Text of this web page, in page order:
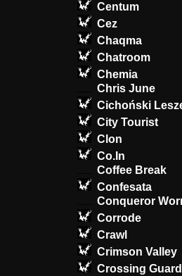
Centum
Cez
Chaqma
Chatroom
Chemia
Chris June
Cichoński
City Tourist
Clon
Co.In
Coffee Break
Confesata
Conqueror
Corrode
Crawl
Crimson Valley
Crossing Guard